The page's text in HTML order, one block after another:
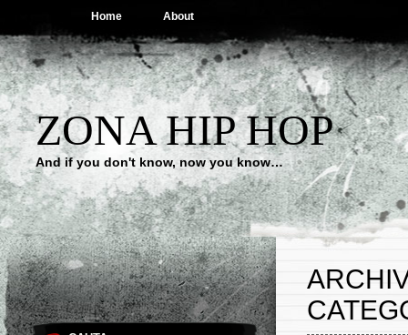
Home About
ZONA HIP HOP
And if you don't know, now you know…